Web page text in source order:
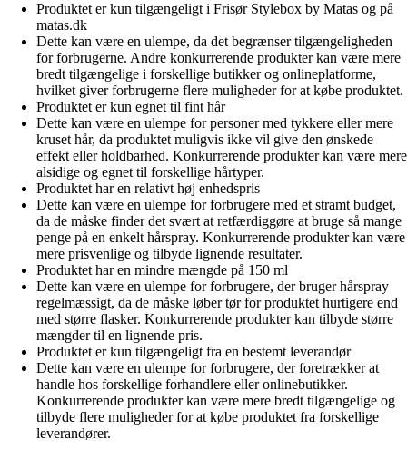
Produktet er kun tilgængeligt i Frisør Stylebox by Matas og på
matas.dk
Dette kan være en ulempe, da det begrænser tilgængeligheden
for forbrugerne. Andre konkurrerende produkter kan være mere
bredt tilgængelige i forskellige butikker og onlineplatforme,
hvilket giver forbrugerne flere muligheder for at købe produktet.
Produktet er kun egnet til fint hår
Dette kan være en ulempe for personer med tykkere eller mere
kruset hår, da produktet muligvis ikke vil give den ønskede
effekt eller holdbarhed. Konkurrerende produkter kan være mere
alsidige og egnet til forskellige hårtyper.
Produktet har en relativt høj enhedspris
Dette kan være en ulempe for forbrugere med et stramt budget,
da de måske finder det svært at retfærdiggøre at bruge så mange
penge på en enkelt hårspray. Konkurrerende produkter kan være
mere prisvenlige og tilbyde lignende resultater.
Produktet har en mindre mængde på 150 ml
Dette kan være en ulempe for forbrugere, der bruger hårspray
regelmæssigt, da de måske løber tør for produktet hurtigere end
med større flasker. Konkurrerende produkter kan tilbyde større
mængder til en lignende pris.
Produktet er kun tilgængeligt fra en bestemt leverandør
Dette kan være en ulempe for forbrugere, der foretrækker at
handle hos forskellige forhandlere eller onlinebutikker.
Konkurrerende produkter kan være mere bredt tilgængelige og
tilbyde flere muligheder for at købe produktet fra forskellige
leverandører.